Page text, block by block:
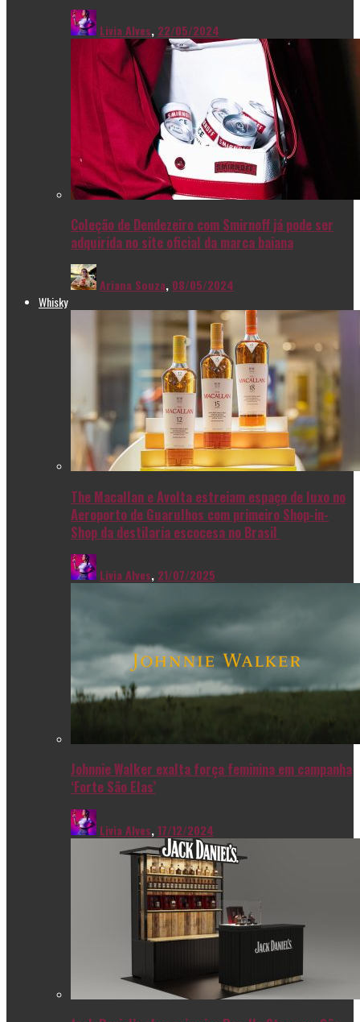
Livia Alves, 22/05/2024
Coleção de Dendezeiro com Smirnoff já pode ser
adquirida no site oficial da marca baiana
Ariana Souza, 08/05/2024
Whisky
The Macallan e Avolta estreiam espaço de luxo no
Aeroporto de Guarulhos com primeiro Shop-in-
Shop da destilaria escocesa no Brasil
Livia Alves, 21/07/2025
Johnnie Walker exalta força feminina em campanha
‘Forte São Elas’
Livia Alves,17/12/2024